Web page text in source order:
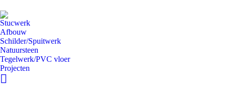
Stucwerk
Afbouw
Schilder/Spuitwerk
Natuursteen
Tegelwerk/PVC vloer
Projecten